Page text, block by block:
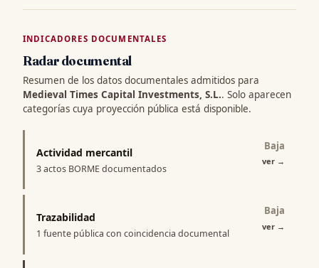
INDICADORES DOCUMENTALES
Radar documental
Resumen de los datos documentales admitidos para
Medieval Times Capital Investments, S.L.. Solo aparecen
categorías cuya proyección pública está disponible.
Actividad mercantil
3 actos BORME documentados
Baja
ver →
Trazabilidad
1 fuente pública con coincidencia documental
Baja
ver →